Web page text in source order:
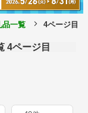
品一覧 4ページ目
4ページ目